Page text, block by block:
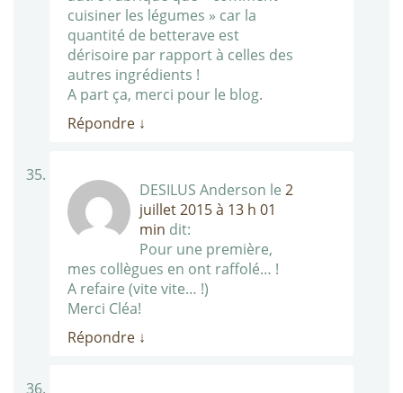
cuisiner les légumes » car la
quantité de betterave est
dérisoire par rapport à celles des
autres ingrédients !
A part ça, merci pour le blog.
Répondre ↓
DESILUS Anderson le 2
juillet 2015 à 13 h 01
min dit:
Pour une première,
mes collègues en ont raffolé… !
A refaire (vite vite… !)
Merci Cléa!
Répondre ↓